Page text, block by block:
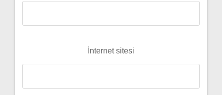
İnternet sitesi